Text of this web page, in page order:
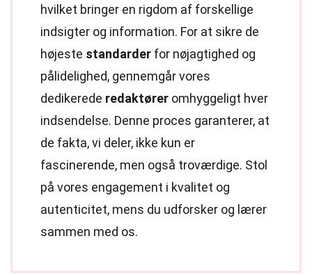
hvilket bringer en rigdom af forskellige
indsigter og information. For at sikre de
højeste standarder for nøjagtighed og
pålidelighed, gennemgår vores
dedikerede redaktører omhyggeligt hver
indsendelse. Denne proces garanterer, at
de fakta, vi deler, ikke kun er
fascinerende, men også troværdige. Stol
på vores engagement i kvalitet og
autenticitet, mens du udforsker og lærer
sammen med os.